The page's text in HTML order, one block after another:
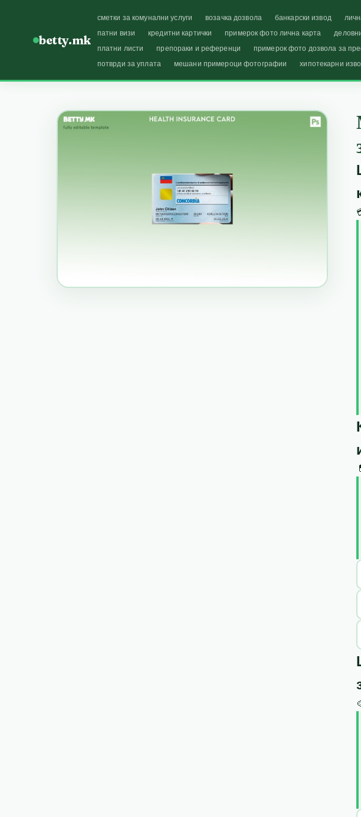
betty.mk
сметки за комунални услуги возачка дозвола банкарски извод
патни визи
кредитни картички примерок фото лична карта
платни листи
препораки и референци примерок фото дозвола за
потврди за уплата
мешани примероци фотографии хипотекарни